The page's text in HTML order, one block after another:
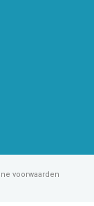
voorwaarden